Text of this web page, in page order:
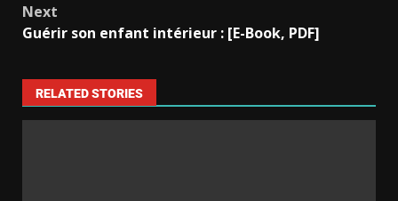
Next
Guérir son enfant intérieur : [E-Book, PDF]
RELATED STORIES